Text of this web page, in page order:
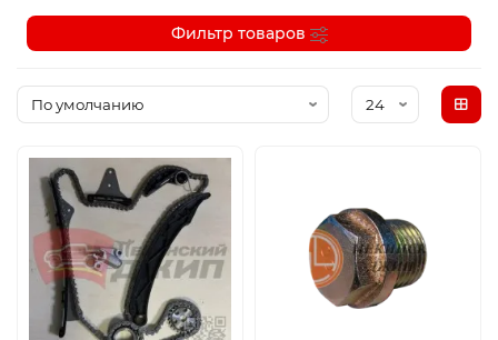
Фильтр товаров